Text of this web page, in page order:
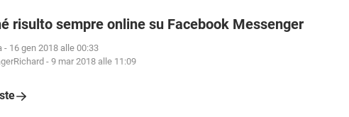
risulto sempre online su Facebook Messenger
- 16 gen 2018 alle 00:33
- 9 mar 2018 alle 11:09